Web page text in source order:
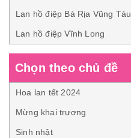
Lan hồ điệp Bà Rịa Vũng Tàu
Lan hồ điệp Vĩnh Long
Chọn theo chủ đề
Hoa lan tết 2024
Mừng khai trương
Sinh nhật